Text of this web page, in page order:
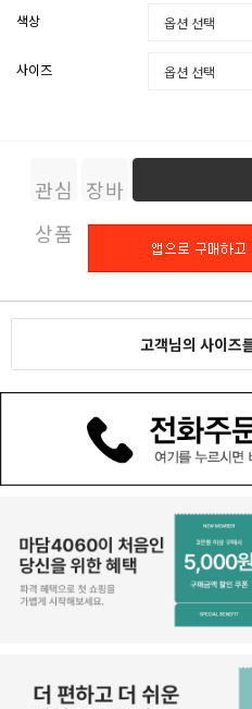
색상
사이즈
관심
상품
장바
구니
고객님의 사이즈